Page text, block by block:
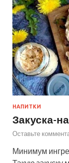
НАПИТКИ
Закуска-
Оставьте
Минимум